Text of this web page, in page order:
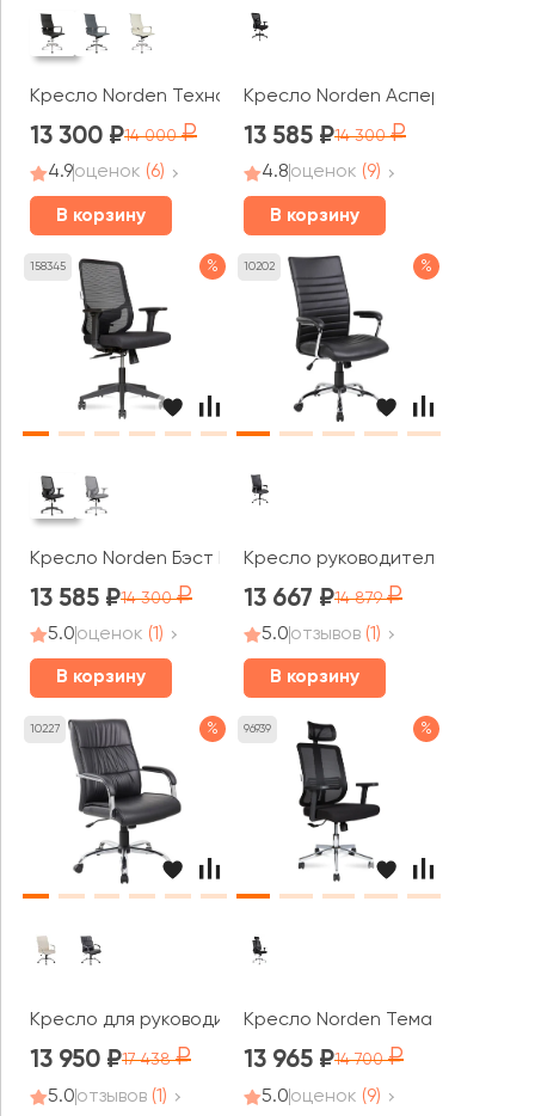
Кресло Norden Техно
13 300 14 000
4.9оценок (6)
В корзину
Кресло Norden Аспер LB /
13 585 14 300
4.8оценок (9)
В корзину
158345 %
Кресло Norden Бэст LB / Best LB черный пластик
13 585 14 300
5.0оценок (1)
В корзину
10202 %
Кресло руководителя RV ЧЕЙР
13 667 14 879
5.0отзывов (1)
В корзину
10227 %
Кресло для руководителя RV ЧЕЙР Атом / Atom (9249-1)
13 950 17 438
5.0отзывов (1)
96939 %
Кресло Norden Тема Хром /
13 965 14 700
5.0оценок (9)